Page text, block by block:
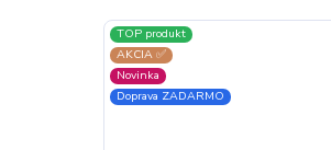
TOP produkt
AKCIA ✅
Novinka
Doprava ZADARMO